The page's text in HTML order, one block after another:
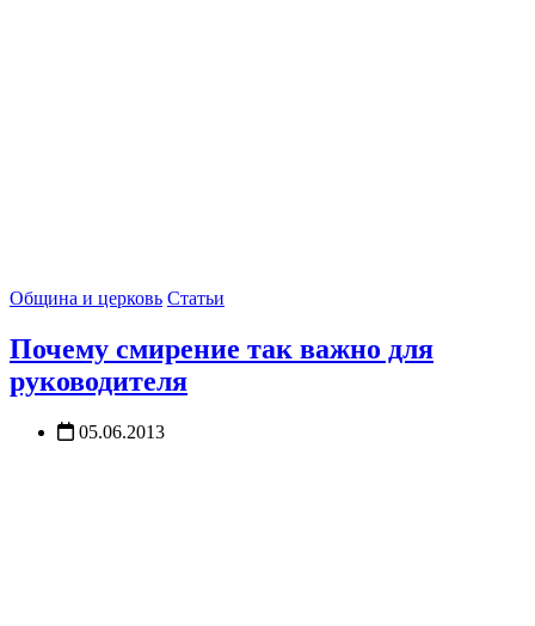
Община и церковь Статьи
Почему смирение так важно для
руководителя
05.06.2013